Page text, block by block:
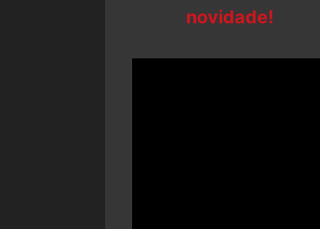
novidade!